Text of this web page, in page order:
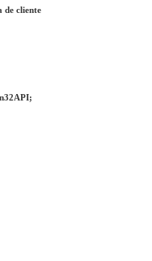
de cliente